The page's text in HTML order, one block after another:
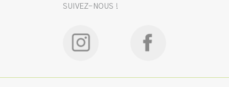
SUIVEZ-NOUS !